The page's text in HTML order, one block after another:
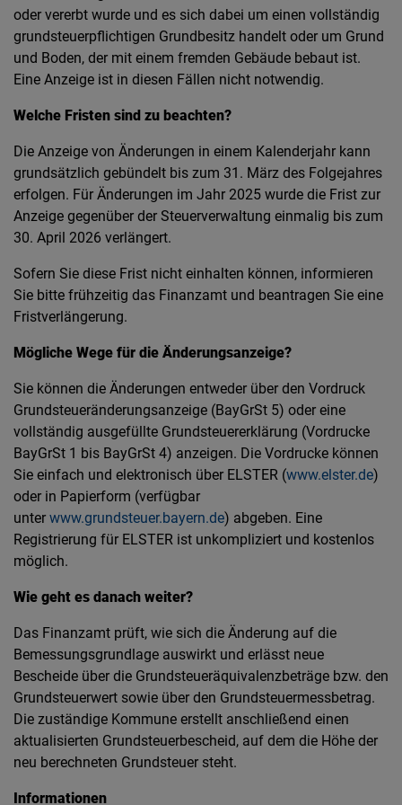
oder vererbt wurde und es sich dabei um einen vollständig
grundsteuerpflichtigen Grundbesitz handelt oder um Grund
und Boden, der mit einem fremden Gebäude bebaut ist.
Eine Anzeige ist in diesen Fällen nicht notwendig.
Welche Fristen sind zu beachten?
Die Anzeige von Änderungen in einem Kalenderjahr kann
grundsätzlich gebündelt bis zum 31. März des Folgejahres
erfolgen. Für Änderungen im Jahr 2025 wurde die Frist zur
Anzeige gegenüber der Steuerverwaltung einmalig bis zum
30. April 2026 verlängert.
Sofern Sie diese Frist nicht einhalten können, informieren
Sie bitte frühzeitig das Finanzamt und beantragen Sie eine
Fristverlängerung.
Mögliche Wege für die Änderungsanzeige?
Sie können die Änderungen entweder über den Vordruck
Grundsteueränderungsanzeige (BayGrSt 5) oder eine
vollständig ausgefüllte Grundsteuererklärung (Vordrucke
BayGrSt 1 bis BayGrSt 4) anzeigen. Die Vordrucke können
Sie einfach und elektronisch über ELSTER (www.elster.de)
oder in Papierform (verfügbar
unter www.grundsteuer.bayern.de) abgeben. Eine
Registrierung für ELSTER ist unkompliziert und kostenlos
möglich.
Wie geht es danach weiter?
Das Finanzamt prüft, wie sich die Änderung auf die
Bemessungsgrundlage auswirkt und erlässt neue
Bescheide über die Grundsteueräquivalenzbeträge bzw. den
Grundsteuerwert sowie über den Grundsteuermessbetrag.
Die zuständige Kommune erstellt anschließend einen
aktualisierten Grundsteuerbescheid, auf dem die Höhe der
neu berechneten Grundsteuer steht.
Informationen